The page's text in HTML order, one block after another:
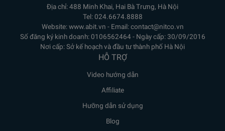
Địa chỉ: 488 Minh Khai, Hai Bà Trưng, Hà Nội
Tel: 024.6674.8888
Website: www.abit.vn - Email: contact@nitco.vn
Số đăng ký kinh doanh: 0106562464 - Ngày cấp: 30/09/2016
Nơi cấp: Sở kế hoạch và đầu tư thành phố Hà Nội
HỖ TRỢ
Video hướng dẫn
Affiliate
Hưỡng dẫn sử dụng
Blog